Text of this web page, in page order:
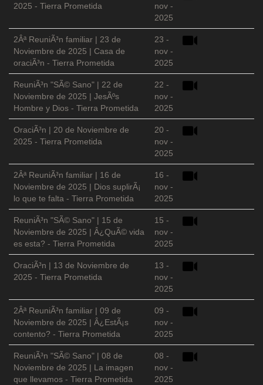
2025 - Tierra Prometida
nov -
2025
2Âª ReuniÃ³n familiar | 23 de
Noviembre de 2025 | Casa de
oraciÃ³n - Tierra Prometida
23 -
nov -
2025
ReuniÃ³n "SÃ© Sano" | 22 de
Noviembre de 2025 | JesÃºs
Hombre y Dios - Tierra Prometida
22 -
nov -
2025
OraciÃ³n | 20 de Noviembre de
2025 - Tierra Prometida
20 -
nov -
2025
2Âª ReuniÃ³n familiar | 16 de
Noviembre de 2025 | Dios suplirÃ¡
lo que te falta - Tierra Prometida
16 -
nov -
2025
ReuniÃ³n "SÃ© Sano" | 15 de
Noviembre de 2025 | Â¿QuÃ© vida
es esta? - Tierra Prometida
15 -
nov -
2025
OraciÃ³n | 13 de Noviembre de
2025 - Tierra Prometida
13 -
nov -
2025
2Âª ReuniÃ³n familiar | 09 de
Noviembre de 2025 | Â¿EstÃ¡s
contento? - Tierra Prometida
09 -
nov -
2025
ReuniÃ³n "SÃ© Sano" | 08 de
Noviembre de 2025 | La imagen
que llevamos - Tierra Prometida
08 -
nov -
2025